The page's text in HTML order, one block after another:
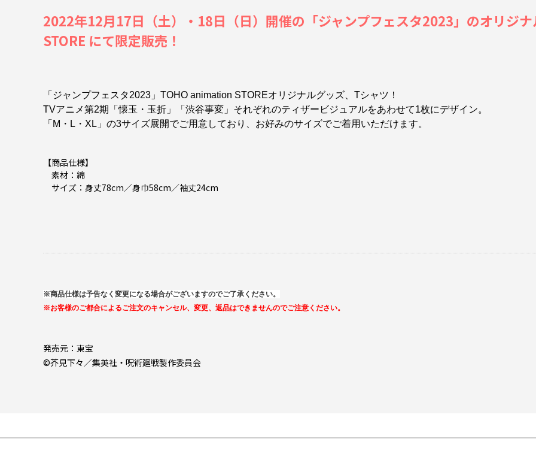
2022年12月17日（土）・18日（日）開催の「ジャンプフェスタ2023」のオリジ
STORE にて限定販売！
「ジャンプフェスタ2023」TOHO animation STOREオリジナルグッズ、Tシャツ！
TVアニメ第2期「懐玉・玉折」「渋谷事変」それぞれのティザービジュアルをあわせて1枚にデザイン。
「M・L・XL」の3サイズ展開でご用意しており、お好みのサイズでご着用いただけます。
【商品仕様】
素材：綿
サイズ：身丈78cm／身巾58cm／袖丈24cm
※商品仕様は予告なく変更になる場合がございますのでご了承ください。
※お客様のご都合によるご注文のキャンセル、変更、返品はできませんのでご注意ください。
発売元：東宝
©芥見下々／集英社・呪術廻戦製作委員会